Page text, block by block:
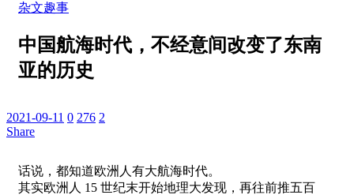
杂文趣事
中国航海时代，不经意间改变了东南
亚的历史
2021-09-11 0 276 2
Share
话说，都知道欧洲人有大航海时代。
其实欧洲人 15 世纪末开始地理大发现，再往前推五百